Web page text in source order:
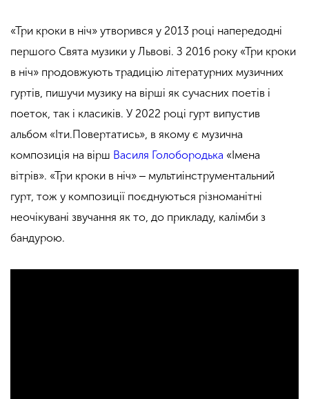
«Три кроки в ніч» утворився у 2013 році напередодні
першого Свята музики у Львові. З 2016 року «Три кроки
в ніч» продовжують традицію літературних музичних
гуртів, пишучи музику на вірші як сучасних поетів і
поеток, так і класиків. У 2022 році гурт випустив
альбом «Іти.Повертатись», в якому є музична
композиція на вірш Василя Голобородька «Імена
вітрів». «Три кроки в ніч» ‒ мультиінструментальний
гурт, тож у композиції поєднуються різноманітні
неочікувані звучання як то, до прикладу, калімби з
бандурою.